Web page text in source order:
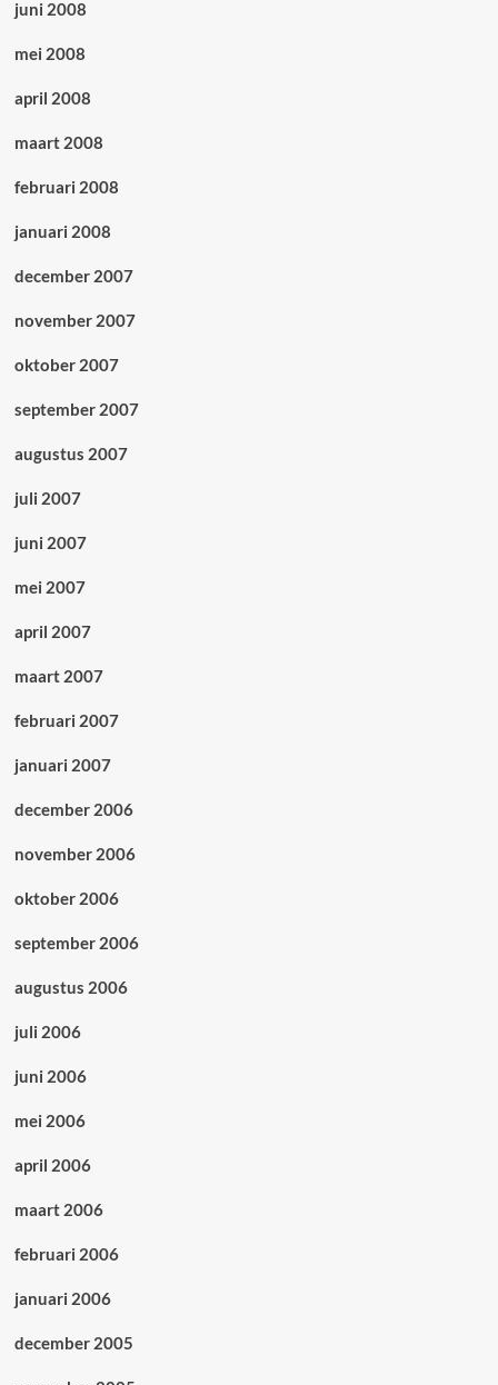
juni 2008
mei 2008
april 2008
maart 2008
februari 2008
januari 2008
december 2007
november 2007
oktober 2007
september 2007
augustus 2007
juli 2007
juni 2007
mei 2007
april 2007
maart 2007
februari 2007
januari 2007
december 2006
november 2006
oktober 2006
september 2006
augustus 2006
juli 2006
juni 2006
mei 2006
april 2006
maart 2006
februari 2006
januari 2006
december 2005